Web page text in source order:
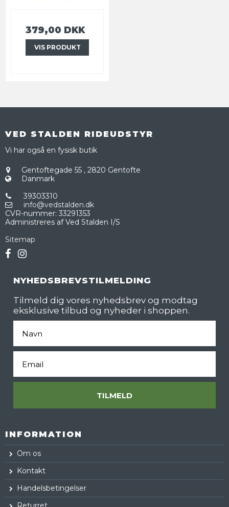
379,00 DKK
VIS PRODUKT
VED STALDEN RIDEUDSTYR
Vi har også en fysisk butik
Gentoftegade 55 , 2820 Gentofte
Danmark
39303310
info@vedstalden.dk
CVR-nummer: 33291353
Administreres af Ved Stalden I/S
Sitemap
NYHEDSBREVSTILMELDING
Tilmeld dig vores nyhedsbrev og modtag
eksklusive tilbud og nyheder i shoppen.
TILMELD
INFORMATION
Om os
Kontakt
Handelsbetingelser